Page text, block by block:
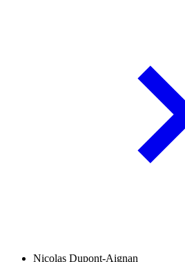
Nicolas Dupont-Aignan